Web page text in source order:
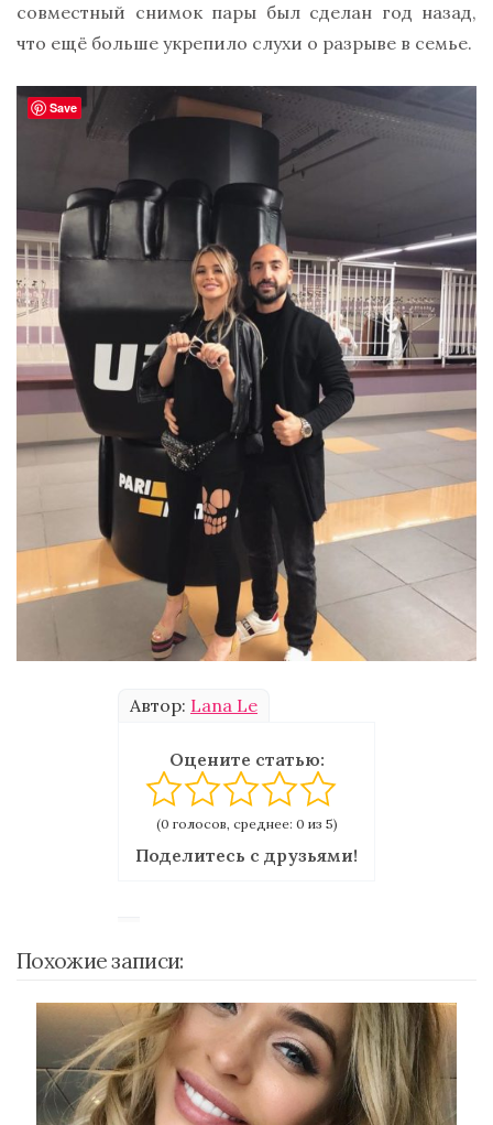
совместный снимок пары был сделан год назад,
что ещё больше укрепило слухи о разрыве в семье.
Автор: Lana Le
Оцените статью:
(0 голосов, среднее: 0 из 5)
Поделитесь с друзьями!
Похожие записи:
Save